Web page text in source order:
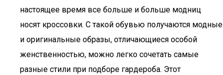
настоящее время все больше и больше модниц
носят кроссовки. С такой обувью получаются модные
и оригинальные образы, отличающиеся особой
женственностью, можно легко сочетать самые
разные стили при подборе гардероба. Этот